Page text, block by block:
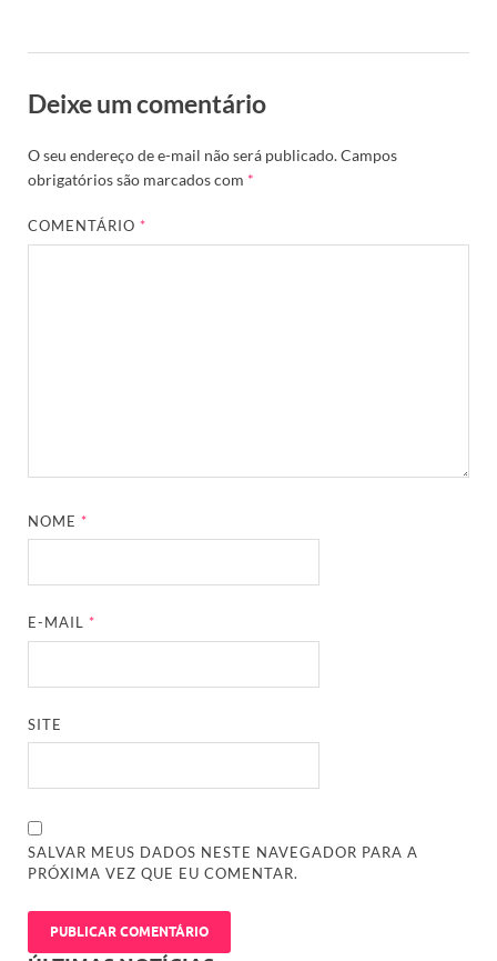
Deixe um comentário
O seu endereço de e-mail não será publicado.Campos
obrigatórios são marcados com *
COMENTÁRIO*
NOME*
E-MAIL*
SITE
SALVAR MEUS DADOS NESTE NAVEGADOR PARA A
PRÓXIMA VEZ QUE EU COMENTAR.